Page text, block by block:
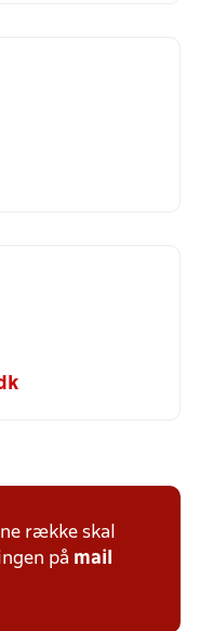
række skal
på mail